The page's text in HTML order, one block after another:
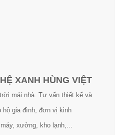
XANH HÙNG VIỆT
mái nhà. Tư vấn thiết kế và
hộ gia đình, đơn vị kinh
xưởng, kho lạnh,...